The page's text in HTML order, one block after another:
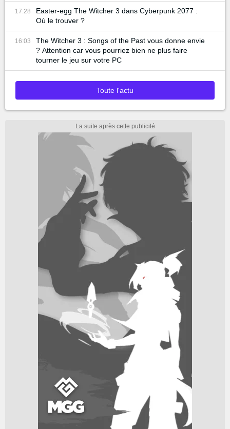
17:28
Easter-egg The Witcher 3 dans Cyberpunk 2077 :
Où le trouver ?
16:03
The Witcher 3 : Songs of the Past vous donne envie
? Attention car vous pourriez bien ne plus faire
tourner le jeu sur votre PC
Toute l'actu